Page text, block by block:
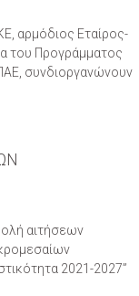
αρμόδιος Εταίρος-
του Προγράμματος
συνδιοργανώνουν
αιτήσεων
2021-2027”